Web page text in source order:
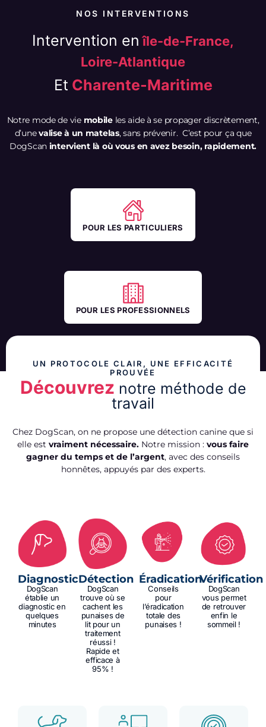
NOS INTERVENTIONS
Intervention enîle-de-France,
Loire-Atlantique
Et Charente-Maritime
Notre mode de vie mobileles aide à se propager discrètement,
d’unevalise à un matelas, sans prévenir. C’est pour ça que
DogScan intervient là où vous en avez besoin, rapidement.
POUR LES PARTICULIERS
POUR LES PROFESSIONNELS
UN PROTOCOLE CLAIR, UNE EFFICACITÉ
PROUVÉE
Découvrez notre méthode de
travail
Chez DogScan, on ne propose une détection canine que si
elle est vraiment nécessaire. Notre mission : vous faire
gagner du temps et de l’argent, avec des conseils
honnêtes, appuyés par des experts.
Diagnostic
DogScan
établie un
diagnostic en
quelques
minutes
Détection
DogScan
trouve où se
cachent les
punaises de
lit pour un
traitement
réussi !
Rapide et
efficace à
95% !
Éradication
Conseils
pour
l’éradication
totale des
punaises !
Vérification
DogScan
vous permet
de retrouver
enfin le
sommeil !